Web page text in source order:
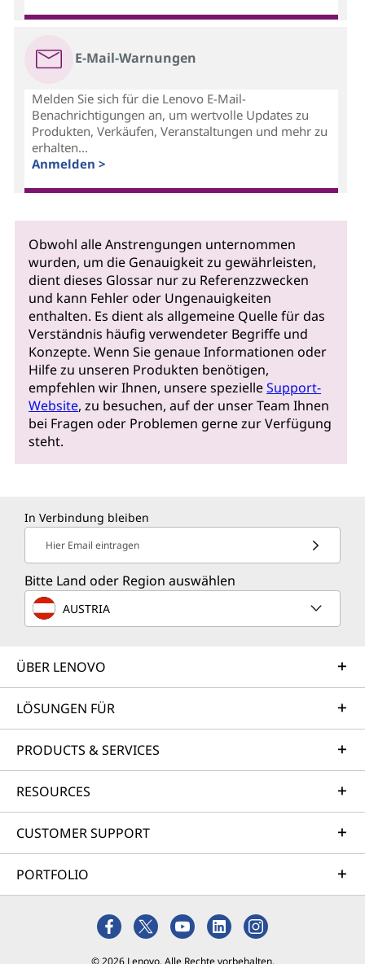
E-Mail-Warnungen
Melden Sie sich für die Lenovo E-Mail-
Benachrichtigungen an, um wertvolle Updates zu
Produkten, Verkäufen, Veranstaltungen und mehr zu
erhalten...
Anmelden >
Obwohl alle Anstrengungen unternommen
wurden, um die Genauigkeit zu gewährleisten,
dient dieses Glossar nur zu Referenzzwecken
und kann Fehler oder Ungenauigkeiten
enthalten. Es dient als allgemeine Quelle für das
Verständnis häufig verwendeter Begriffe und
Konzepte. Wenn Sie genaue Informationen oder
Hilfe zu unseren Produkten benötigen,
empfehlen wir Ihnen, unsere spezielleSupport-
Website, zu besuchen, auf der unser Team Ihnen
bei Fragen oder Problemen gerne zur Verfügung
steht.
In Verbindung bleiben
Hier Email eintragen
Bitte Land oder Region auswählen
AUSTRIA
ÜBER LENOVO
LÖSUNGEN FÜR
PRODUCTS & SERVICES
RESOURCES
CUSTOMER SUPPORT
PORTFOLIO